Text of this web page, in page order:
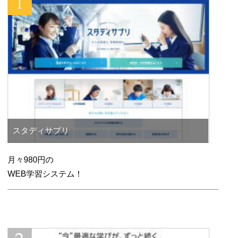
スタディサプリ
月々980円の
WEB学習システム！